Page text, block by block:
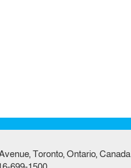
Toronto, Ontario, Canada